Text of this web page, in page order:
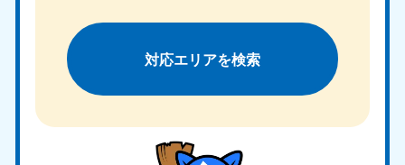
対応エリアを検索